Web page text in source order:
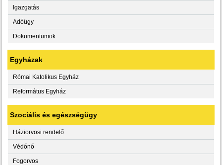
Igazgatás
Adóügy
Dokumentumok
Egyházak
Római Katolikus Egyház
Református Egyház
Szociális és egészségügy
Háziorvosi rendelő
Védőnő
Fogorvos